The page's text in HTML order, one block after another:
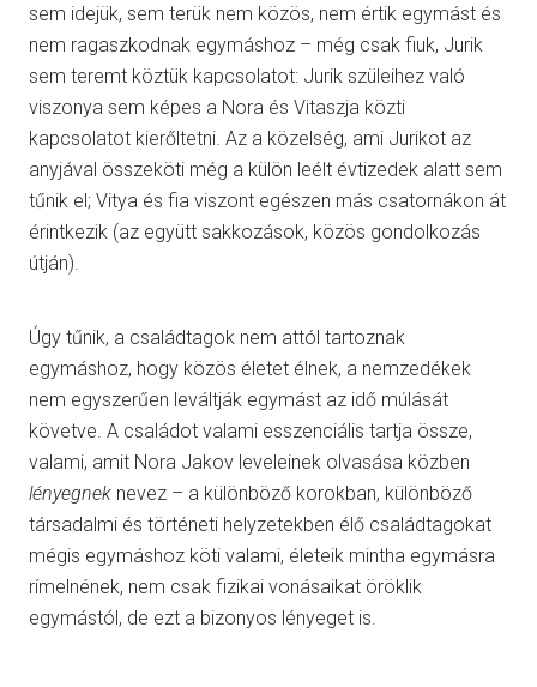
sem idejük, sem terük nem közös, nem értik egymást és
nem ragaszkodnak egymáshoz – még csak fiuk, Jurik
sem teremt köztük kapcsolatot: Jurik szüleihez való
viszonya sem képes a Nora és Vitaszja közti
kapcsolatot kierőltetni. Az a közelség, ami Jurikot az
anyjával összeköti még a külön leélt évtizedek alatt sem
tűnik el; Vitya és fia viszont egészen más csatornákon át
érintkezik (az együtt sakkozások, közös gondolkozás
útján).
Úgy tűnik, a családtagok nem attól tartoznak
egymáshoz, hogy közös életet élnek, a nemzedékek
nem egyszerűen leváltják egymást az idő múlását
követve. A családot valami esszenciális tartja össze,
valami, amit Nora Jakov leveleinek olvasása közben
lényegnek nevez – a különböző korokban, különböző
társadalmi és történeti helyzetekben élő családtagokat
mégis egymáshoz köti valami, életeik mintha egymásra
rímelnének, nem csak fizikai vonásaikat öröklik
egymástól, de ezt a bizonyos lényeget is.